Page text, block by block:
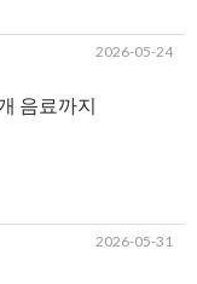
2026-05-24
음료까지
2026-05-31